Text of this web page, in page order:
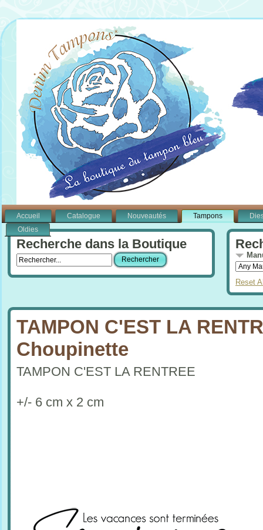
Accueil Catalogue Nouveautés Tampons
Oldies
Recherche dans la Boutique
Reset
TAMPON C'EST LA
Choupinette
TAMPON C'EST LA RENTREE
+/- 6 cm x 2 cm